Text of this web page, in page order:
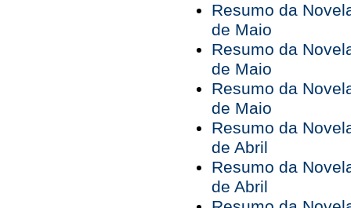
Resumo da
de Maio
Resumo da
de Maio
Resumo da
de Maio
Resumo da
de Abril
Resumo da
de Abril